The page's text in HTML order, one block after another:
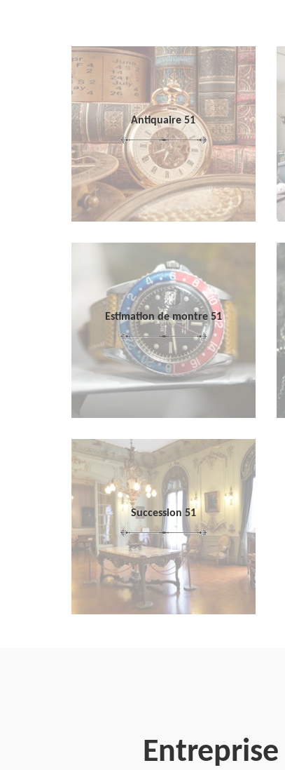
Antiquaire 51
Estimation de montre 51
Succession 51